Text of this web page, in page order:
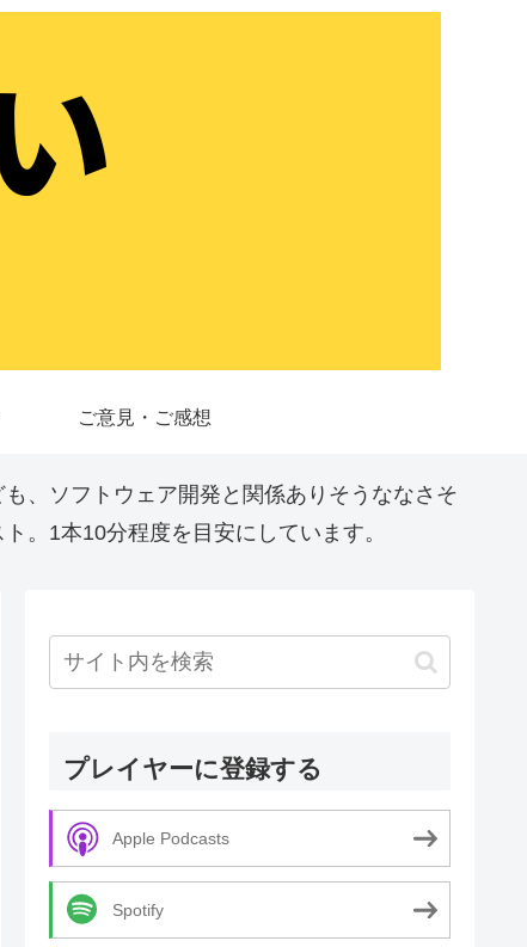
ご意見・ご感想
、ソフトウェア開発と関係ありそうななさそ
。1本10分程度を目安にしています。
プレイヤーに登録する
Apple Podcasts
Spotify